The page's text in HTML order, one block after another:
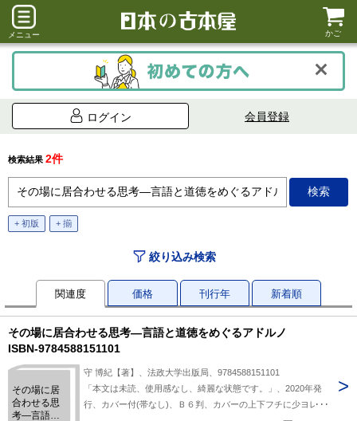
メニュー かご
ログイン 会員登録
検索結果 2件
+ 初版 + 揃
絞り込み検索
関連度 価格 刊行年 新着順
その場に居合わせる思考―言語と道徳をめぐるアドルノ
ISBN-9784588151101
その場に居
合わせる思
考―言語と
守 博紀【著】、法政大学出版局、9784588151101
「本文は未読、使用感なし、綺麗な状態です。」、2020年発
行、カバー付(帯なし)、Ｂ６判、カバーの上下フチに少ヨレ